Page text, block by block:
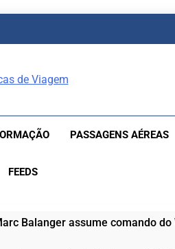
PASSAGENS AÉREAS
FEEDS
Balanger assume comando